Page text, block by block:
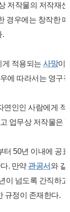
저작물의 저작재
경우에는 창작한
.
게 적용되는 사망이
에 따라서는 영구
인인 사람에게
업무상 저작물은
50년 이내에 공
. 만약 관공서 와 같
이 넘도록 간직하
규정이 존재한다.